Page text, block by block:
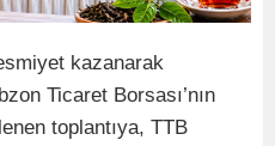
kazanarak
Ticaret Borsası’nın
toplantıya, TTB